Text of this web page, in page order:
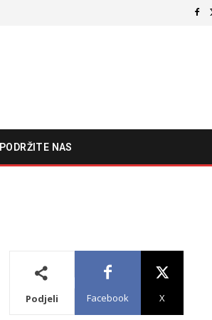
PODRŽITE NAS
Podjeli Facebook X